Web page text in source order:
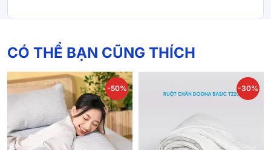
CÓ THỂ BẠN CŨNG THÍCH
-50% -30%